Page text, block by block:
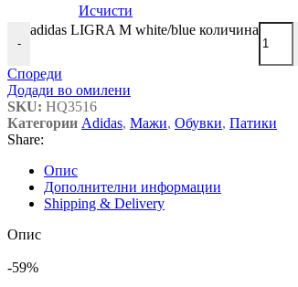
Исчисти
-
adidas LIGRA M white/blue количина
Спореди
Додади во омилени
SKU: HQ3516
Категории Adidas, Мажи, Обувки, Патики
Share:
Опис
Дополнителни информации
Shipping & Delivery
Опис
-59%